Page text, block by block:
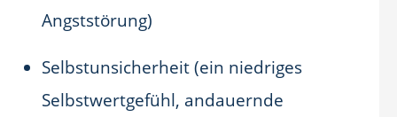
Angststörung)
Selbstunsicherheit (ein niedriges
Selbstwertgefühl, andauernde